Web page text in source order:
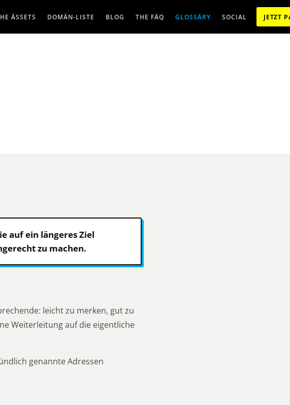
ÄSSETS DOMÄN-LISTE BLOG THE FÄQ GLOSSÄRY SOCIAL JETZT
auf ein längeres Ziel
zu machen.
leicht zu merken, gut zu
Weiterleitung auf die eigentliche
genannte Adressen